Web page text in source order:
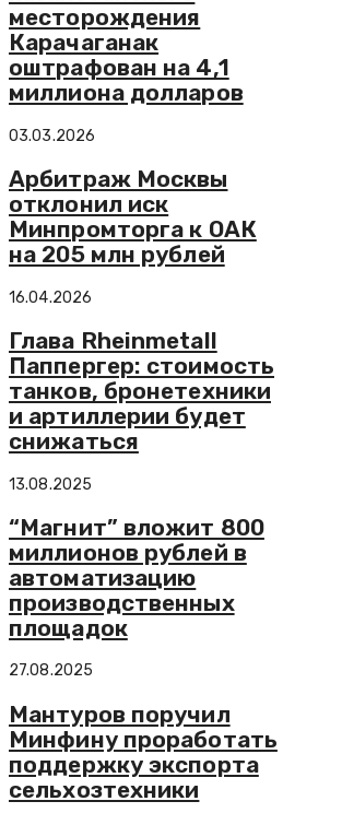
месторождения
Карачаганак
оштрафован на 4,1
миллиона долларов
03.03.2026
Арбитраж Москвы
отклонил иск
Минпромторга к ОАК
на 205 млн рублей
16.04.2026
Глава Rheinmetall
Паппергер: стоимость
танков, бронетехники
и артиллерии будет
снижаться
13.08.2025
“Магнит” вложит 800
миллионов рублей в
автоматизацию
производственных
площадок
27.08.2025
Мантуров поручил
Минфину проработать
поддержку экспорта
сельхозтехники